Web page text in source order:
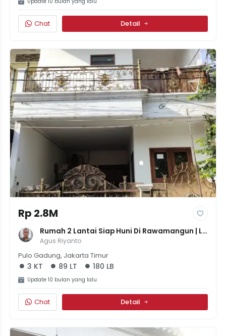
Chat Detail
Rp 2.8M
Rumah 2 Lantai Siap Huni Di Rawamangun | LB
180m² Di LT 89m² | 3+3 KT | SHM | 2.75M
Agus Riyanto
Pulo Gadung, Jakarta Timur
3 KT 89 LT 180 LB
Update 10 bulan yang lalu
Chat Detail